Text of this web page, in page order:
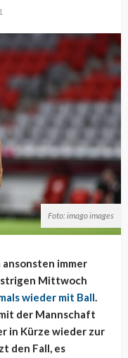
Foto: imago images
immer
Mittwoch
wieder mit Ball.
der Mannschaft
in Kürze wieder zur
den Fall, es